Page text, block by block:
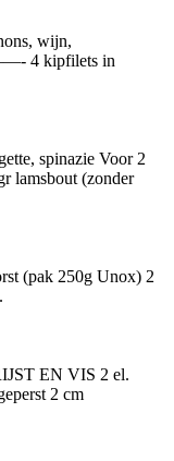
wijn,
4 kipfilets in
spinazie Voor 2
(zonder
(pak 250g Unox) 2
EN VIS 2 el.
2 cm